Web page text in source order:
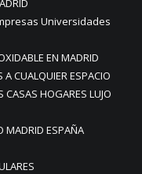
Universidades
EN MADRID
CUALQUIER ESPACIO
CASAS HOGARES LUJO
MADRID ESPAÑA